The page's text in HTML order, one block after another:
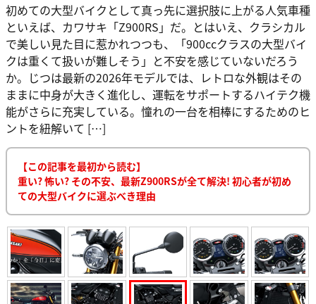
初めての大型バイクとして真っ先に選択肢に上がる人気車種
といえば、カワサキ「Z900RS」だ。とはいえ、クラシカル
で美しい見た目に惹かれつつも、「900ccクラスの大型バイ
クは重くて扱いが難しそう」と不安を感じていないだろう
か。じつは最新の2026年モデルでは、レトロな外観はその
ままに中身が大きく進化し、運転をサポートするハイテク機
能がさらに充実している。憧れの一台を相棒にするためのヒ
ントを紐解いて […]
【この記事を最初から読む】
重い? 怖い? その不安、最新Z900RSが全て解決! 初心者が初め
ての大型バイクに選ぶべき理由